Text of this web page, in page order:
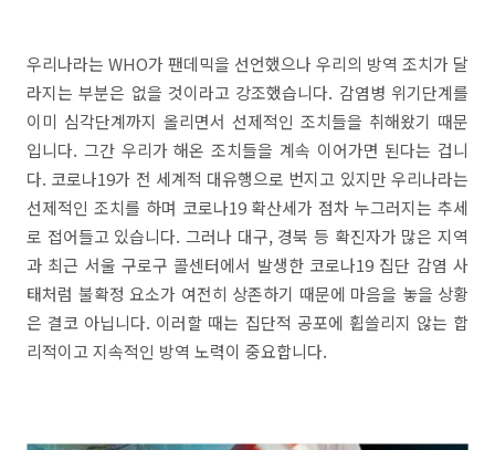
우리나라는 WHO가 팬데믹을 선언했으나 우리의 방역 조치가 달
라지는 부분은 없을 것이라고 강조했습니다. 감염병 위기단계를
이미 심각단계까지 올리면서 선제적인 조치들을 취해왔기 때문
입니다. 그간 우리가 해온 조치들을 계속 이어가면 된다는 겁니
다. 코로나19가 전 세계적 대유행으로 번지고 있지만 우리나라는
선제적인 조치를 하며 코로나19 확산세가 점차 누그러지는 추세
로 접어들고 있습니다. 그러나 대구, 경북 등 확진자가 많은 지역
과 최근 서울 구로구 콜센터에서 발생한 코로나19 집단 감염 사
태처럼 불확정 요소가 여전히 상존하기 때문에 마음을 놓을 상황
은 결코 아닙니다. 이러할 때는 집단적 공포에 휩쓸리지 않는 합
리적이고 지속적인 방역 노력이 중요합니다.